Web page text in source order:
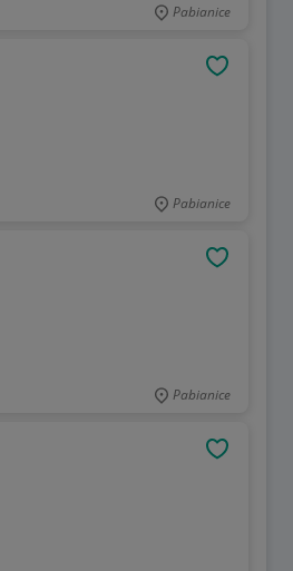
Pabianice
Pabianice
Pabianice